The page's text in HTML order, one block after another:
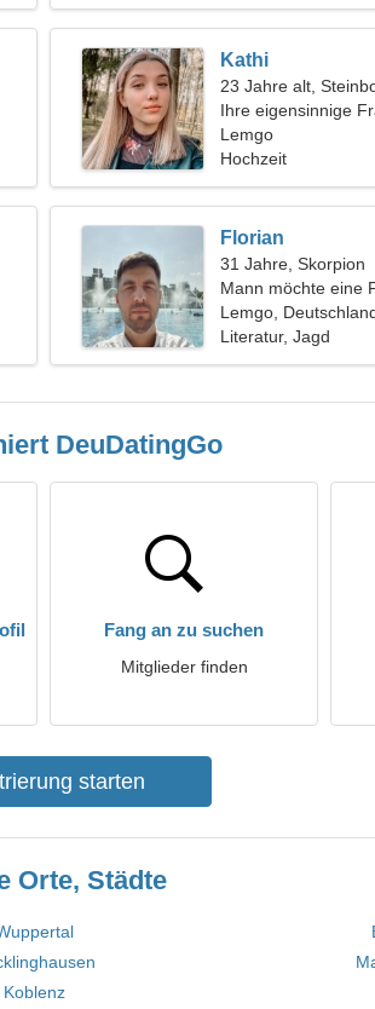
Kathi
23 Jahre alt,
Ihre eigensinnige
Lemgo
Hochzeit
Florian
31 Jahre, Skorpion
Mann möchte eine
Lemgo,
Literatur, Jagd
DeuDatingGo
Fang an zu suchen
Mitglieder finden
starten
Orte, Städte
Koblenz